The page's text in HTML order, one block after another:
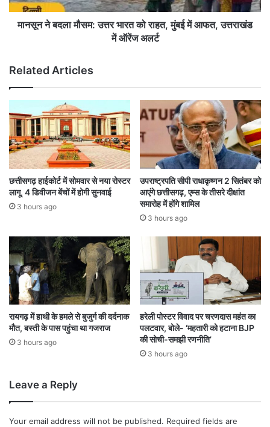
की
सि
र्फ
2
ब
नीं
सु
प
र
ट
4
ई
फ्लॉ
प
मौ
त्त
र
भा
र
त
को
रा
ह
त
,
मुं
में
आ
फ
त
,
उ
त्त
रा
खं
ऑ
रें
ज
अ
मानसून ने बदला मौसम: उत्तर भारत को राहत, मुंबई में आफत, उत्तराखंड
में ऑरेंज अलर्ट
Related Articles
छत्तीसगढ़ हाईकोर्ट में सोमवार से नया रोस्टर
लागू, 4 डिवीजन बेंचों में होगी सुनवाई
3 hours ago
उपराष्ट्रपति सीपी राधाकृष्णन 2 सितंबर को
आएंगे छत्तीसगढ़, एम्स के तीसरे दीक्षांत
समारोह में होंगे शामिल
3 hours ago
रायगढ़ में हाथी के हमले से बुजुर्ग की दर्दनाक
मौत, बस्ती के पास पहुंचा था गजराज
3 hours ago
हरेली पोस्टर विवाद पर चरणदास महंत का
पलटवार, बोले- ‘महतारी को हटाना BJP
की सोची-समझी रणनीति’
3 hours ago
Leave a Reply
Your email address will not be published. Required fields are